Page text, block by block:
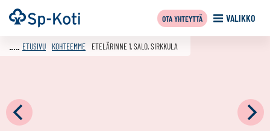
Siirry
sisältöön
Etusivu VALIKKO
OTA YHTEYTTÄ
ETUSIVU KOHTEEMME ETELÄRINNE 1, SALO, SIRKKULA